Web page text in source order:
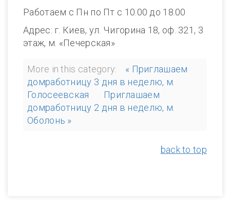
Работаем с Пн по Пт с 10.00 до 18.00
Адрес: г. Киев, ул. Чигорина 18, оф. 321, 3
этаж, м. «Печерская»
More in this category:
« Приглашаем
домработницу 3 дня в неделю, м.
Голосеевская
Приглашаем
домработницу 2 дня в неделю, м.
Оболонь »
back to top